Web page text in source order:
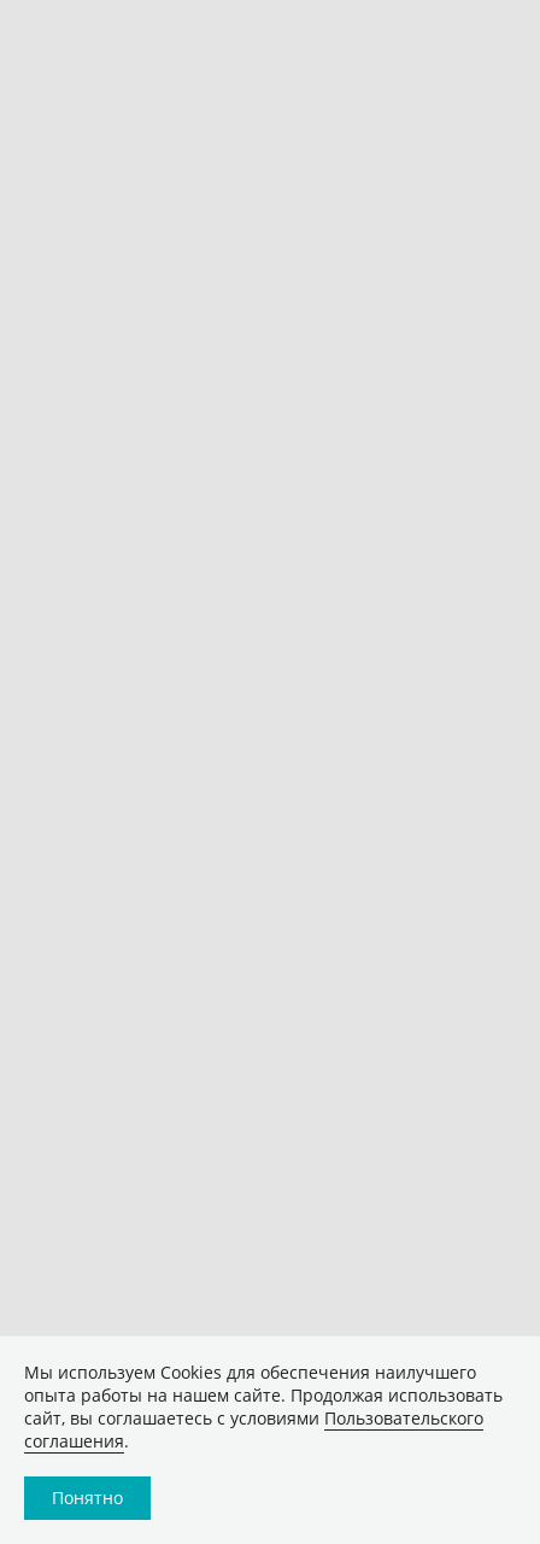
Мы используем Сookies для обеспечения наилучшего
опыта работы на нашем сайте. Продолжая использовать
сайт, вы соглашаетесь с условиями Пользовательского
соглашения.
Понятно